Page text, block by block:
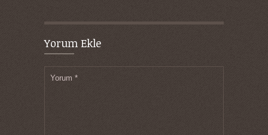
Yorum Ekle
Yorum *